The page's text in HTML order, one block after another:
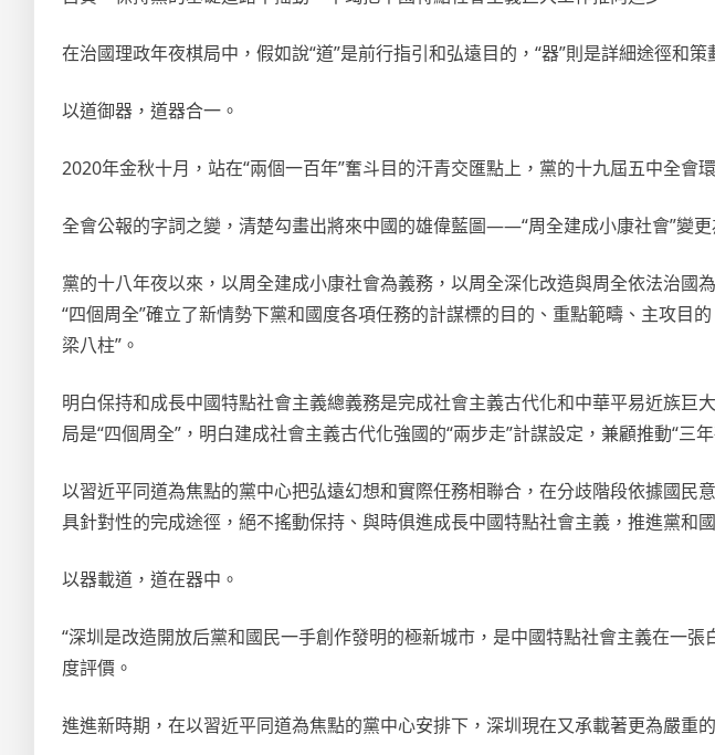
在治國理政年夜棋局中，假如說“道”是前行指引和弘遠目的，“器”則是詳細途徑和策
以道御器，道器合一。
2020年金秋十月，站在“兩個一百年”奮斗目的汗青交匯點上，黨的十九屆五中全會
全會公報的字詞之變，清楚勾畫出將來中國的雄偉藍圖——“周全建成小康社會”變更
黨的十八年夜以來，以周全建成小康社會為義務，以周全深化改造與周全依法治國
“四個周全”確立了新情勢下黨和國度各項任務的計謀標的目的、重點範疇、主攻目
梁八柱”。
明白保持和成長中國特點社會主義總義務是完成社會主義古代化和中華平易近族巨
局是“四個周全”，明白建成社會主義古代化強國的“兩步走”計謀設定，兼顧推動“三
以習近平同道為焦點的黨中心把弘遠幻想和實際任務相聯合，在分歧階段依據國民
具針對性的完成途徑，絕不搖動保持、與時俱進成長中國特點社會主義，推進黨和
以器載道，道在器中。
“深圳是改造開放后黨和國民一手創作發明的極新城市，是中國特點社會主義在一
度評價。
進進新時期，在以習近平同道為焦點的黨中心安排下，深圳現在又承載著更為嚴